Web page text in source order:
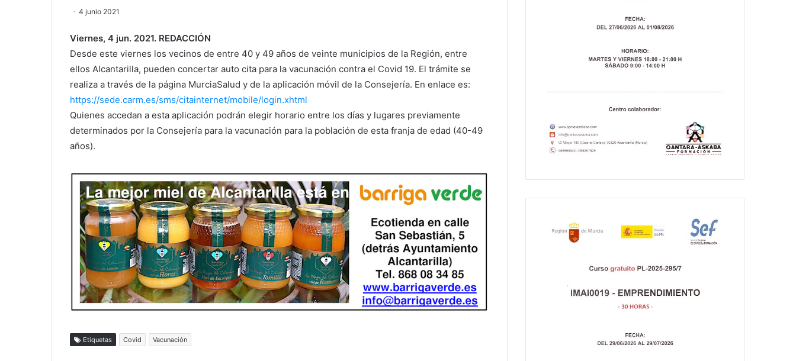
4 junio 2021
Viernes, 4 jun. 2021. REDACCIÓN
Desde este viernes los vecinos de entre 40 y 49 años de veinte municipios de la Región, entre
ellos Alcantarilla, pueden concertar auto cita para la vacunación contra el Covid 19. El trámite se
realiza a través de la página MurciaSalud y de la aplicación móvil de la Consejería. En enlace es:
https://sede.carm.es/sms/citainternet/mobile/login.xhtml
Quienes accedan a esta aplicación podrán elegir horario entre los días y lugares previamente
determinados por la Consejería para la vacunación para la población de esta franja de edad (40-49
años).
Etiquetas Covid Vacunación